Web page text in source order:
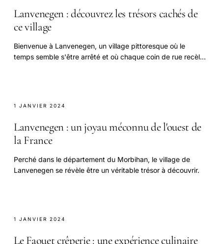
Lanvenegen : découvrez les trésors cachés de
ce village
Bienvenue à Lanvenegen, un village pittoresque où le
temps semble s'être arrêté et où chaque coin de rue recèle
1 JANVIER 2024
Lanvenegen : un joyau méconnu de l'ouest de
la France
Perché dans le département du Morbihan, le village de
Lanvenegen se révèle être un véritable trésor à découvrir.
1 JANVIER 2024
Le Faouet crêperie : une expérience culinaire